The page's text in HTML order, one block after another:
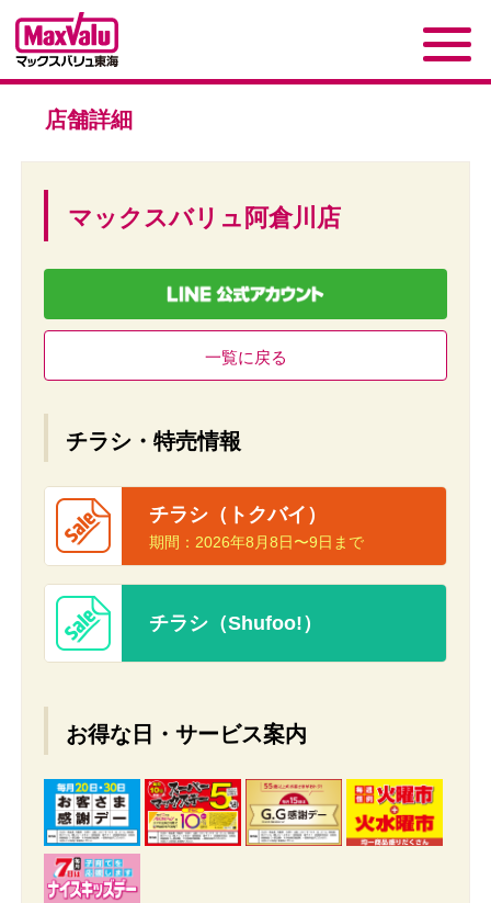
店舗詳細
マックスバリュ阿倉川店
一覧に戻る
チラシ・特売情報
チラシ（トクバイ）
期間： 2026年8月8日〜9日まで
チラシ（Shufoo!）
お得な日・サービス案内